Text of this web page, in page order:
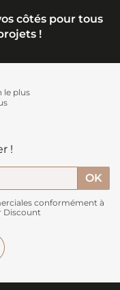
côtés pour tous
!
le plus
!
conformément à
Discount